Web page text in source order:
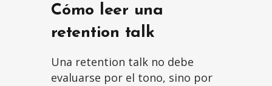
Cómo leer una
retention talk
Una retention talk no debe
evaluarse por el tono, sino por